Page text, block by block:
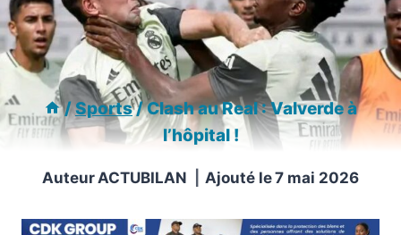
/Sports/Clash au Real : Valverde à
l’hôpital !
Auteur ACTUBILAN Ajouté le7 mai 2026